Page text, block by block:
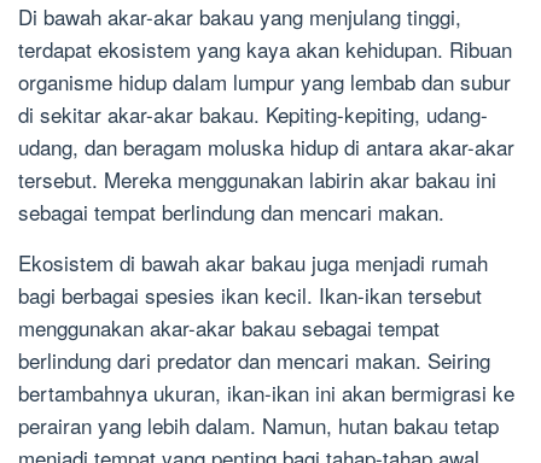
Di bawah akar-akar bakau yang menjulang tinggi,
terdapat ekosistem yang kaya akan kehidupan. Ribuan
organisme hidup dalam lumpur yang lembab dan subur
di sekitar akar-akar bakau. Kepiting-kepiting, udang-
udang, dan beragam moluska hidup di antara akar-akar
tersebut. Mereka menggunakan labirin akar bakau ini
sebagai tempat berlindung dan mencari makan.
Ekosistem di bawah akar bakau juga menjadi rumah
bagi berbagai spesies ikan kecil. Ikan-ikan tersebut
menggunakan akar-akar bakau sebagai tempat
berlindung dari predator dan mencari makan. Seiring
bertambahnya ukuran, ikan-ikan ini akan bermigrasi ke
perairan yang lebih dalam. Namun, hutan bakau tetap